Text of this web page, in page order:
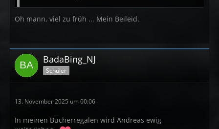
Oh mann, viel zu früh ... Mein Beileid.
BadaBing_NJ
Schüler
13. November 2025 um 00:06
In meinen Bücherregalen wird Andreas ewig